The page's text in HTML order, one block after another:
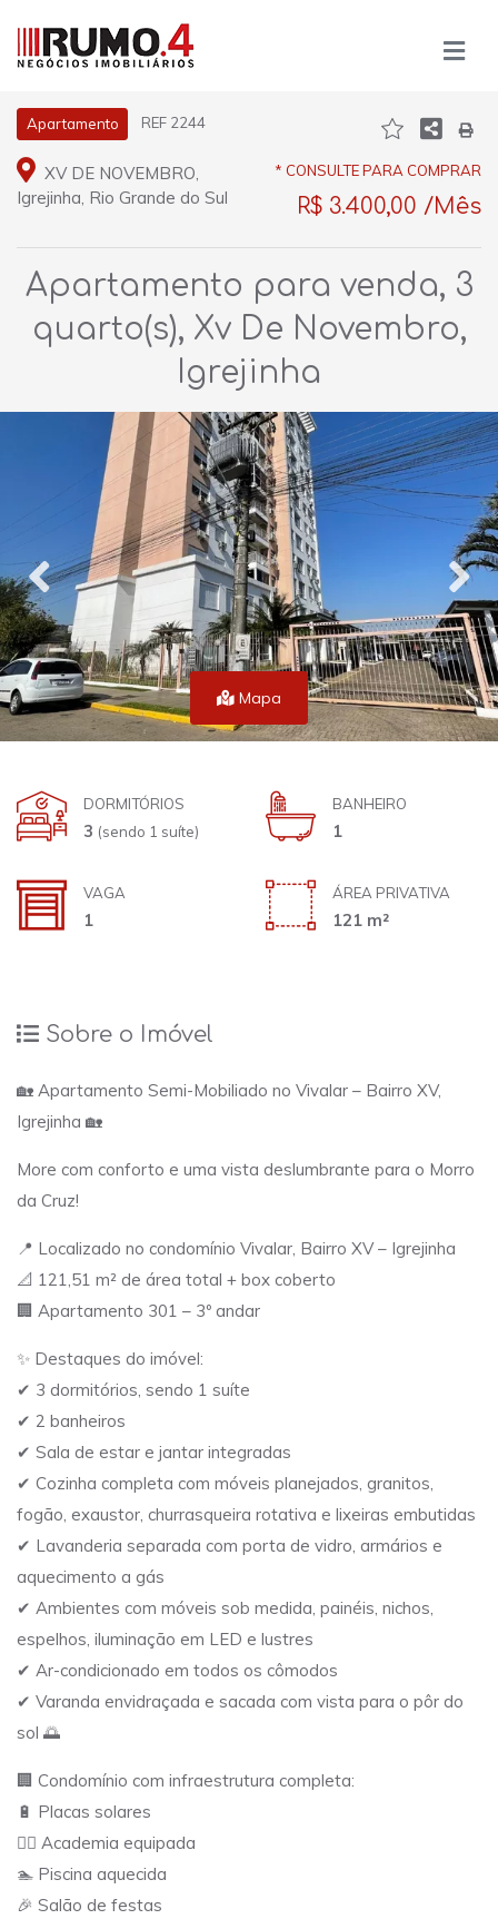
Apartamento REF 2244
XV DE NOVEMBRO,
Igrejinha, Rio Grande do Sul
* CONSULTE PARA COMPRAR
R$ 3.400,00 /Mês
Apartamento para venda, 3
quarto(s), Xv De Novembro,
Igrejinha
Mapa
DORMITÓRIOS
3 (sendo 1 suíte)
BANHEIRO
1
VAGA
1
ÁREA PRIVATIVA
121 m²
Sobre o Imóvel
🏡 Apartamento Semi-Mobiliado no Vivalar – Bairro XV,
Igrejinha 🏡
More com conforto e uma vista deslumbrante para o Morro
da Cruz!
📍 Localizado no condomínio Vivalar, Bairro XV – Igrejinha
📐 121,51 m² de área total + box coberto
🏢 Apartamento 301 – 3º andar
✨ Destaques do imóvel:
✔ 3 dormitórios, sendo 1 suíte
✔ 2 banheiros
✔ Sala de estar e jantar integradas
✔ Cozinha completa com móveis planejados, granitos,
fogão, exaustor, churrasqueira rotativa e lixeiras embutidas
✔ Lavanderia separada com porta de vidro, armários e
aquecimento a gás
✔ Ambientes com móveis sob medida, painéis, nichos,
espelhos, iluminação em LED e lustres
✔ Ar-condicionado em todos os cômodos
✔ Varanda envidraçada e sacada com vista para o pôr do
sol 🌅
🏢 Condomínio com infraestrutura completa:
🔋 Placas solares
🏋️‍♂️ Academia equipada
🏊 Piscina aquecida
🎉 Salão de festas